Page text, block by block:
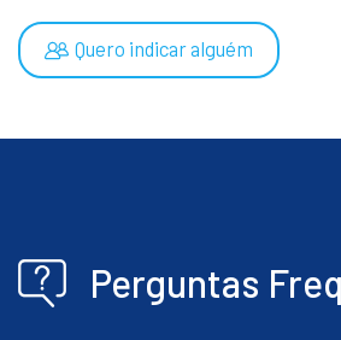
Quero indicar alguém
Perguntas